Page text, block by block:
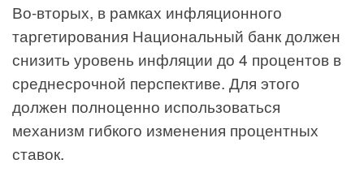
Во-вторых, в рамках инфляционного
таргетирования Национальный банк должен
снизить уровень инфляции до 4 процентов в
среднесрочной перспективе. Для этого
должен полноценно использоваться
механизм гибкого изменения процентных
ставок.